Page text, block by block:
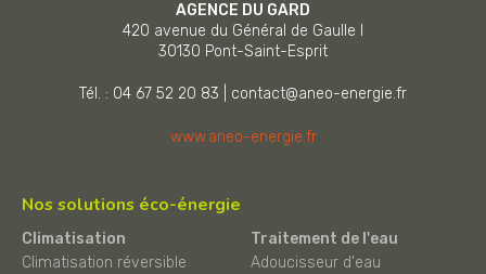
AGENCE DU GARD
420 avenue du Général de Gaulle I
30130 Pont-Saint-Esprit
Tél. : 04 67 52 20 83 contact@aneo-energie.fr
www.aneo-energie.fr
Nos solutions éco-énergie
Climatisation
Climatisation réversible
Traitement de l'eau
Adoucisseur d'eau